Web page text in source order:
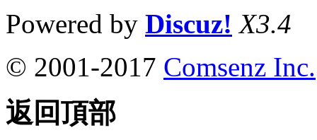
Powered by Discuz! X3.4
© 2001-2017 Comsenz Inc.
返回頂部